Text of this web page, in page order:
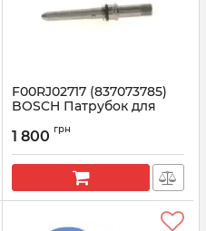
F00RJ02717 (837073785)
BOSCH Патрубок для
Артикул:
1 800 грн